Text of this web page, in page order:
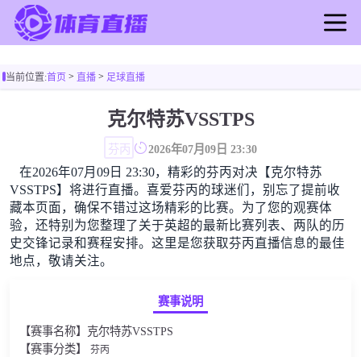
足球直播
足球新闻
篮球新闻
当前位置:首页> 直播> 足球直播
克尔特苏VSSTPS
芬丙 2026年07月09日 23:30
在2026年07月09日 23:30，精彩的芬丙对决【克尔特苏
VSSTPS】将进行直播。喜爱芬丙的球迷们，别忘了提前收
藏本页面，确保不错过这场精彩的比赛。为了您的观赛体
验，还特别为您整理了关于英超的最新比赛列表、两队的历
史交锋记录和赛程安排。这里是您获取芬丙直播信息的最佳
地点，敬请关注。
赛事说明
【赛事名称】克尔特苏VSSTPS
【赛事分类】 芬丙